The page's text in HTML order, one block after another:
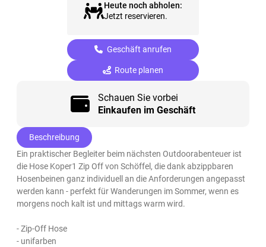
Heute noch abholen:
Jetzt reservieren.
Geschäft anrufen
Route planen
Schauen Sie vorbei
Einkaufen im Geschäft
Beschreibung
Ein praktischer Begleiter beim nächsten Outdoorabenteuer ist
die Hose Koper1 Zip Off von Schöffel, die dank abzippbaren
Hosenbeinen ganz individuell an die Anforderungen angepasst
werden kann - perfekt für Wanderungen im Sommer, wenn es
morgens noch kalt ist und mittags warm wird.
- Zip-Off Hose
- unifarben